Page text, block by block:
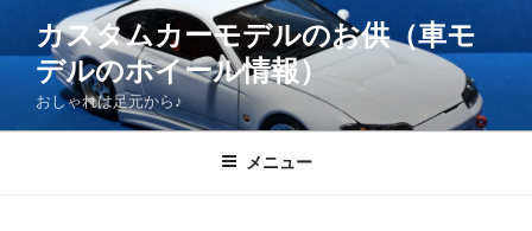
ツ
カスタムカーモデルのお供（車モ
デルのホイール情報）
おしゃれは足元から♪
メニュー